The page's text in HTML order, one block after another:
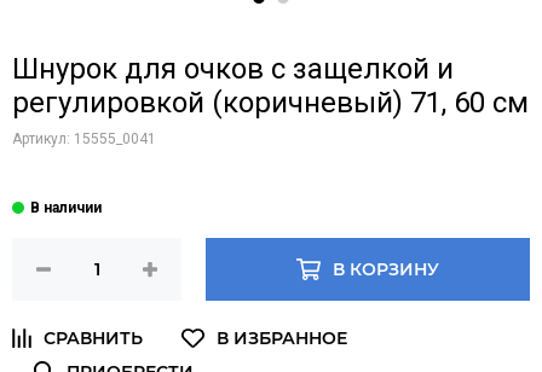
Шнурок для очков с защелкой и
регулировкой (коричневый) 71, 60 см
Артикул: 15555_0041
В КОРЗИНУ